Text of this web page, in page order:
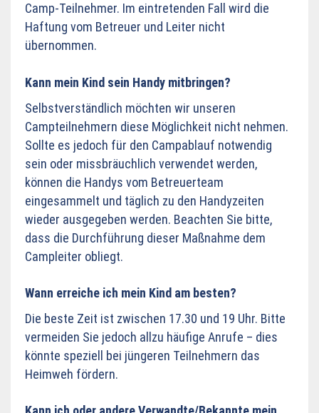
Camp-Teilnehmer. Im eintretenden Fall wird die
Haftung vom Betreuer und Leiter nicht
übernommen.
Kann mein Kind sein Handy mitbringen?
Selbstverständlich möchten wir unseren
Campteilnehmern diese Möglichkeit nicht nehmen.
Sollte es jedoch für den Campablauf notwendig
sein oder missbräuchlich verwendet werden,
können die Handys vom Betreuerteam
eingesammelt und täglich zu den Handyzeiten
wieder ausgegeben werden. Beachten Sie bitte,
dass die Durchführung dieser Maßnahme dem
Campleiter obliegt.
Wann erreiche ich mein Kind am besten?
Die beste Zeit ist zwischen 17.30 und 19 Uhr. Bitte
vermeiden Sie jedoch allzu häufige Anrufe – dies
könnte speziell bei jüngeren Teilnehmern das
Heimweh fördern.